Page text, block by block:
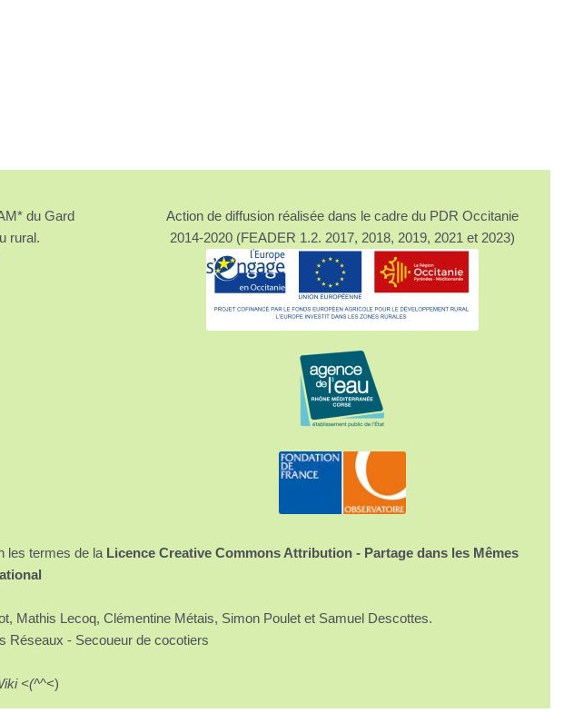
du Gard
rural.
Action de diffusion réalisée dans le cadre du PDR Occitanie
2014-2020 (FEADER 1.2. 2017, 2018, 2019, 2021 et 2023)
les termes de la Licence Creative Commons Attribution - Partage dans les Mêmes
Mathis Lecoq, Clémentine Métais, Simon Poulet et Samuel Descottes.
Réseaux - Secoueur de cocotiers
<(^^<)